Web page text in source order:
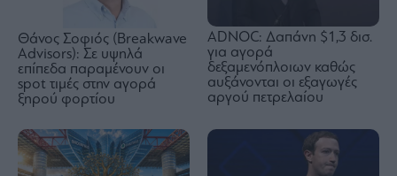
Θάνος Σοφιός (Breakwave
Advisors): Σε υψηλά
επίπεδα παραμένουν οι
spot τιμές στην αγορά
ξηρού φορτίου
ADNOC: Δαπάνη $1,3 δισ.
για αγορά
δεξαμενόπλοιων καθώς
αυξάνονται οι εξαγωγές
αργού πετρελαίου